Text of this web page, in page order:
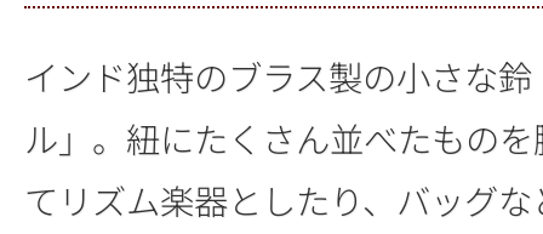
インド独特のブラス製の小さな
ル」。紐にたくさん並べたもの
てリズム楽器としたり、バッグ